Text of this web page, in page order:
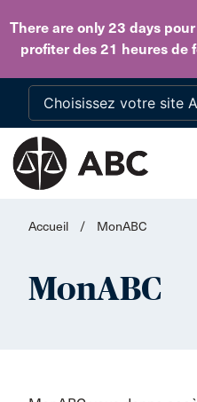
There are only 23 dayspour
profiter des 21 heures de
Accueil / MonABC
MonABC